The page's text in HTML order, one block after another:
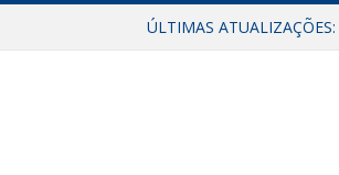
ÚLTIMAS ATUALIZAÇÕES: